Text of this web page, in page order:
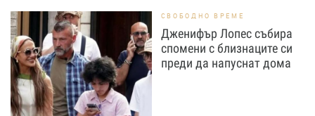
СВОБОДНО ВРЕМЕ
Дженифър Лопес събира
спомени с близнаците си
преди да напуснат дома